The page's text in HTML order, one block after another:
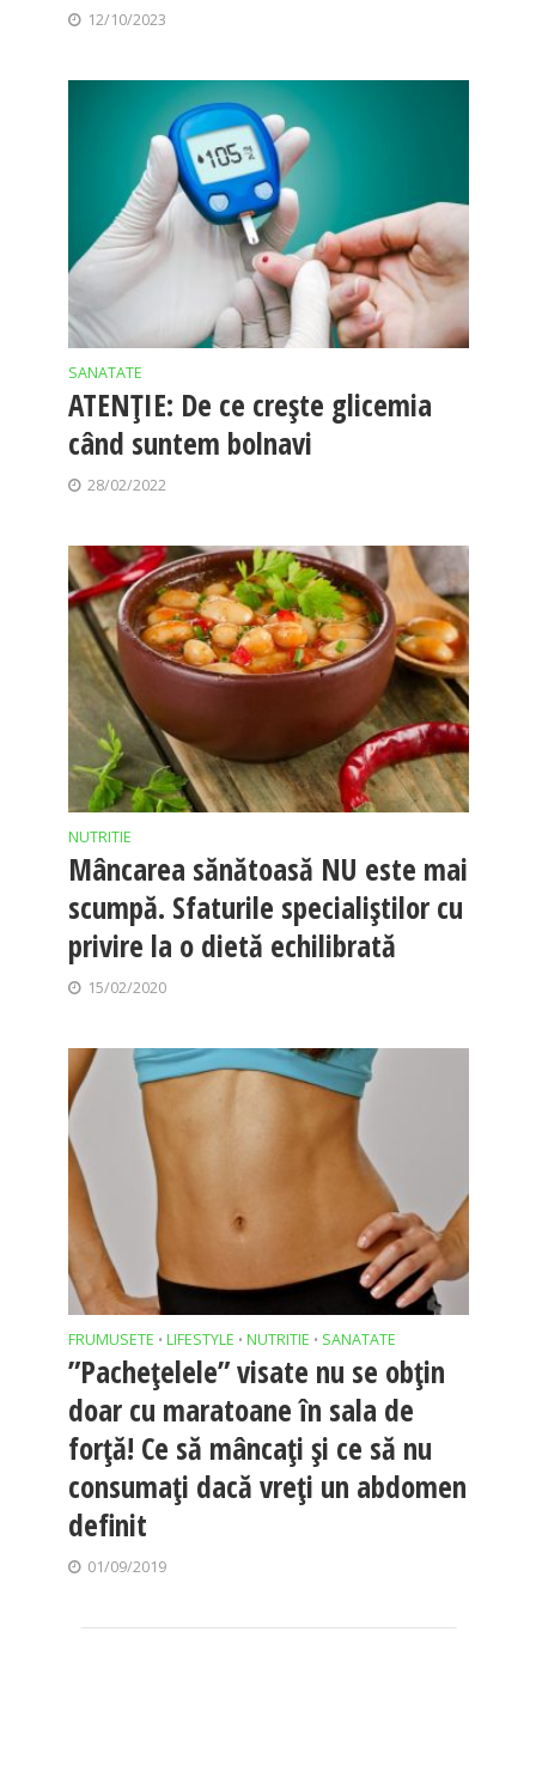
12/10/2023
SANATATE
ATENȚIE: De ce crește glicemia
când suntem bolnavi
28/02/2022
NUTRITIE
Mâncarea sănătoasă NU este mai
scumpă. Sfaturile specialiștilor cu
privire la o dietă echilibrată
15/02/2020
FRUMUSETE • LIFESTYLE • NUTRITIE • SANATATE
”Pachețelele” visate nu se obțin
doar cu maratoane în sala de
forță! Ce să mâncați și ce să nu
consumați dacă vreți un abdomen
definit
01/09/2019